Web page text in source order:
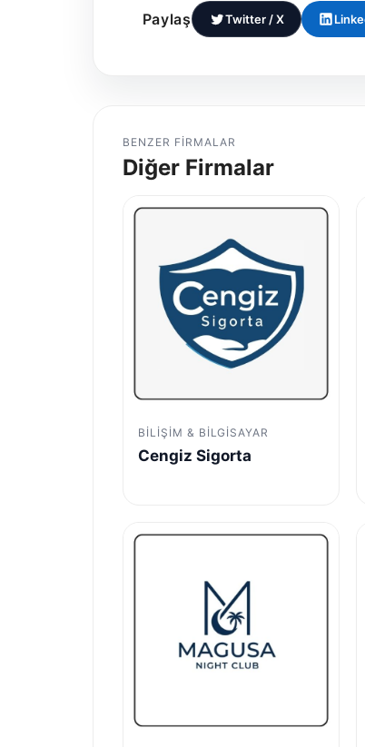
Paylaş Twitter / X
BENZER FIRMALAR
Diğer Firmalar
BILIŞIM & BILGISAYAR
Cengiz Sigorta